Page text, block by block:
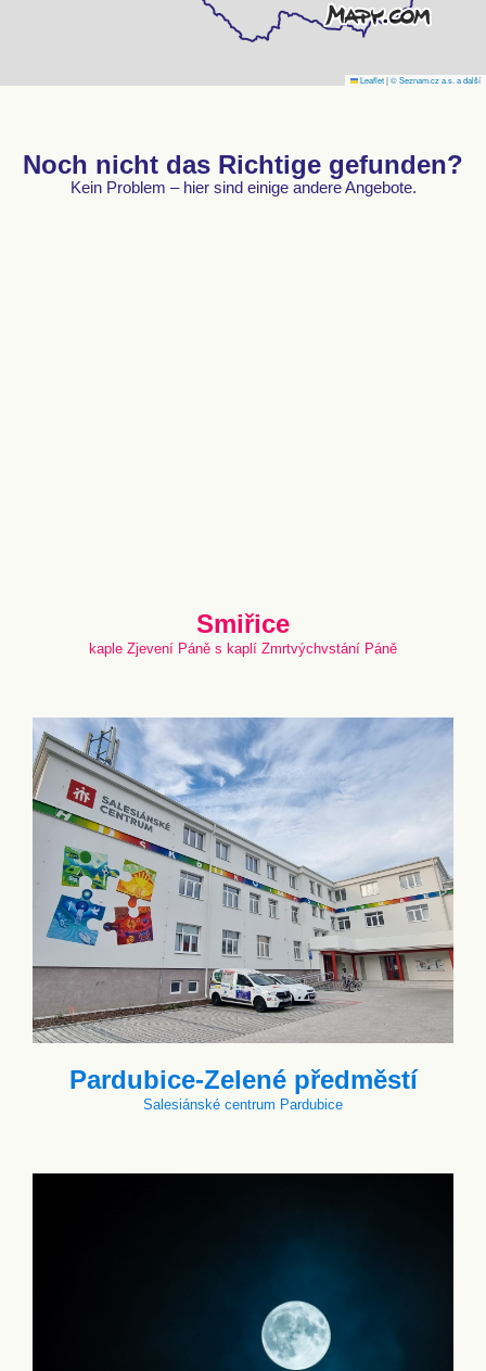
Leaflet|© Seznam.cz a.s. a další
Noch nicht das Richtige gefunden?
Kein Problem – hier sind einige andere Angebote.
Smiřice
kaple Zjevení Páně s kaplí Zmrtvýchvstání Páně
Pardubice-Zelené předměstí
Salesiánské centrum Pardubice